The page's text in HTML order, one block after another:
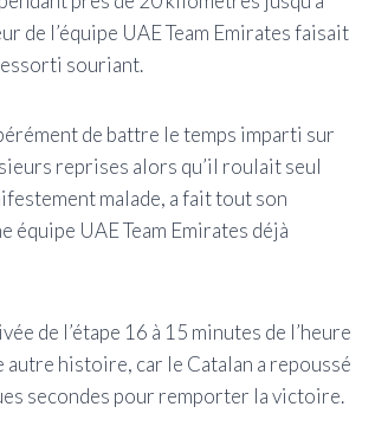
de l’équipe UAE Team Emirates faisait
souriant.
de battre le temps imparti sur
reprises alors qu’il roulait seul
malade, a fait tout son
équipe UAE Team Emirates déjà
de l’étape 16 à 15 minutes de l’heure
autre histoire, car le Catalan a repoussé
secondes pour remporter la victoire.